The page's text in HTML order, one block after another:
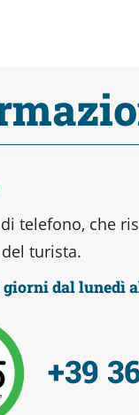
telefono, che
turista.
dal lunedì
+39